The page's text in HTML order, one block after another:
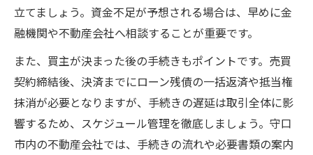
立てましょう。資金不足が予想される場合は、早めに金
融機関や不動産会社へ相談することが重要です。
また、買主が決まった後の手続きもポイントです。売買
契約締結後、決済までにローン残債の一括返済や抵当権
抹消が必要となりますが、手続きの遅延は取引全体に影
響するため、スケジュール管理を徹底しましょう。守口
市内の不動産会社では、手続きの流れや必要書類の案内